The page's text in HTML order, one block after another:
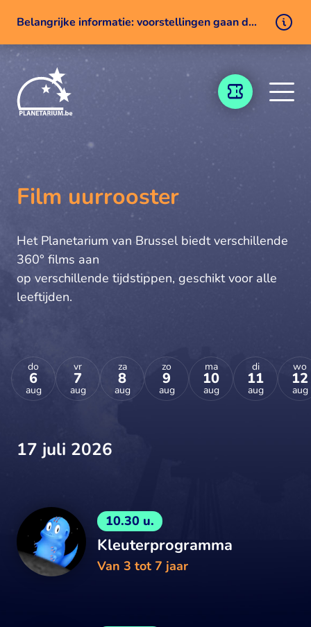
Belangrijke informatie: voorstellingen gaan door ondanks een technisch probleem
TICKETING
Film uurrooster
Het Planetarium van Brussel biedt verschillende
360° films aan
op verschillende tijdstippen, geschikt voor alle
leeftijden.
do
6
aug
vr
7
aug
za
8
aug
zo
9
aug
ma
10
aug
di
11
aug
wo
12
aug
17 juli 2026
10.30 u.
Kleuterprogramma
Van 3 tot 7 jaar